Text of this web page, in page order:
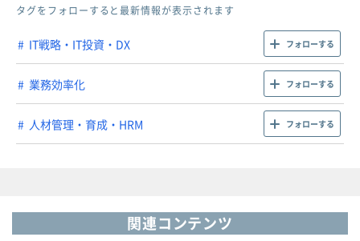
タグをフォローすると最新情報が表示されます
IT戦略・IT投資・DX フォローする
業務効率化 フォローする
人材管理・育成・HRM フォローする
関連コンテンツ